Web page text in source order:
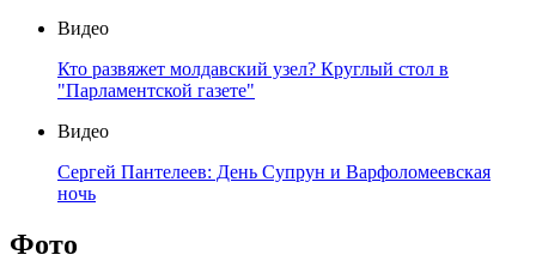
Видео
Кто развяжет молдавский узел? Круглый стол в
"Парламентской газете"
Видео
Сергей Пантелеев: День Супрун и Варфоломеевская
ночь
Фото